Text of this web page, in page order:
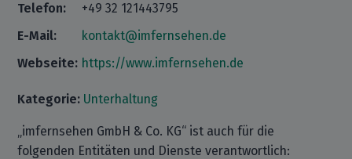
Telefon:
+49 32 121443795
E-Mail:
kontakt@imfernsehen.de
Webseite: https://www.imfernsehen.de
Kategorie: Unterhaltung
„imfernsehen GmbH & Co. KG“ ist auch für die
folgenden Entitäten und Dienste verantwortlich: